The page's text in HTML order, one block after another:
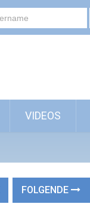
VIDEOS
FOLGENDE